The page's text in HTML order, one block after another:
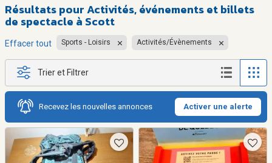
Résultats pourActivités, événements et billets
de spectacle à Scott
Effacer tout Sports - Loisirs Activités/Évènements
Trier et Filtrer
Recevez les nouvelles annonces Activer une alerte